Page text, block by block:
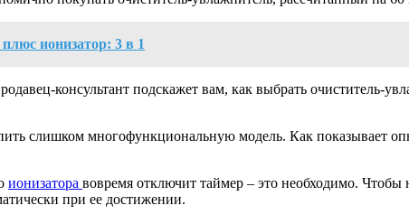
ионизатор: 3 в 1
консультант подскажет вам, как выбрать очиститель-
слишком многофункциональную модель. Как показывает
ионизатора вовремя отключит таймер – это необходимо.
при ее достижении.